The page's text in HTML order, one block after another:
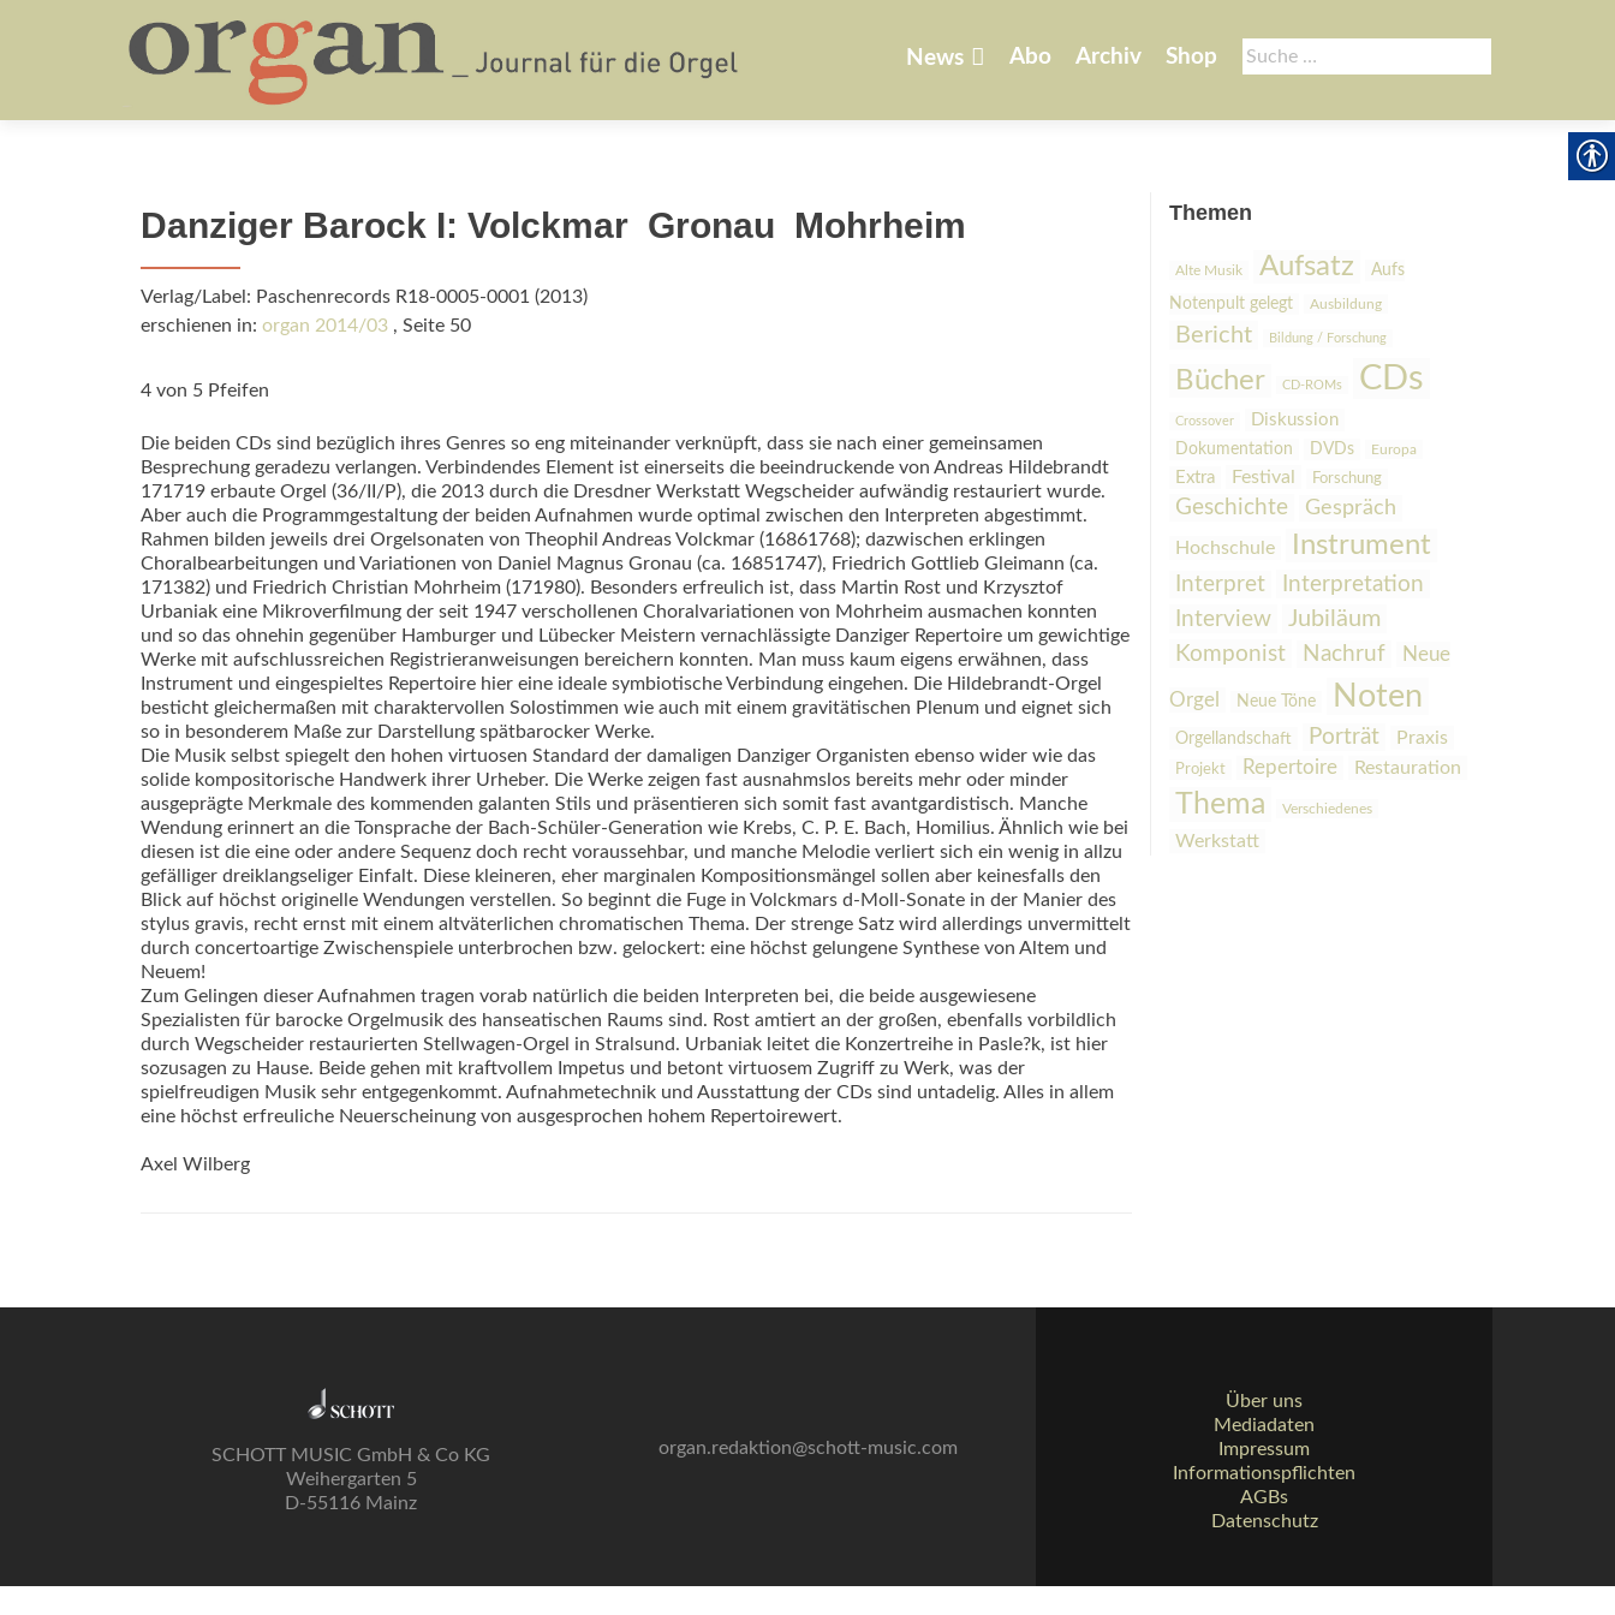
Suche
nach:
springen
News Abo Archiv Shop
Danziger Barock I: Volckmar  Gronau  Mohrheim
Verlag/Label: Paschenrecords R18-0005-0001 (2013)
erschienen in: organ 2014/03 , Seite 50
4 von 5 Pfeifen
Die beiden CDs sind bezüglich ihres Genres so eng miteinander verknüpft, dass sie nach einer gemeinsamen
Besprechung geradezu verlangen. Verbindendes Element ist einerseits die beeindruckende von Andreas Hildebrandt
171719 erbaute Orgel (36/II/P), die 2013 durch die Dresdner Werkstatt Wegscheider aufwändig restauriert wurde.
Aber auch die Programmgestaltung der beiden Aufnahmen wurde optimal zwischen den Interpreten abgestimmt.
Rahmen bilden jeweils drei Orgelsonaten von Theophil Andreas Volckmar (16861768); dazwischen erklingen
Choralbearbeitungen und Variationen von Daniel Magnus Gronau (ca. 16851747), Friedrich Gottlieb Gleimann (ca.
171382) und Friedrich Christian Mohrheim (171980). Besonders erfreulich ist, dass Martin Rost und Krzysztof
Urbaniak eine Mikroverfilmung der seit 1947 verschollenen Choralvaria­tionen von Mohrheim ausmachen konnten
und so das ohnehin gegenüber Hamburger und Lübecker Meistern vernachlässigte Danziger Repertoire um gewichtige
Werke mit aufschlussreichen Regis­trieranweisungen bereichern konnten. Man muss kaum eigens erwähnen, dass
Instrument und eingespieltes Repertoire hier eine ideale symbiotische Verbindung eingehen. Die Hildebrandt-Orgel
besticht gleichermaßen mit charaktervollen Solostimmen wie auch mit einem gravitätischen Plenum und eignet sich
so in besonderem Maße zur Darstellung spätbarocker Werke.
Die Musik selbst spiegelt den hohen virtuosen Standard der damaligen Danziger Organisten ebenso wider wie das
solide kompositorische Handwerk ihrer Urheber. Die Werke zeigen fast ausnahmslos bereits mehr oder minder
ausgeprägte Merkmale des kommenden galanten Stils und präsentieren sich somit fast avantgardistisch. Manche
Wendung erinnert an die Tonsprache der Bach-Schüler-Generation wie Krebs, C. P. E. Bach, Homilius. Ähnlich wie bei
diesen ist die eine oder andere Sequenz doch recht voraussehbar, und manche Melodie verliert sich ein wenig in allzu
gefälliger dreiklangseliger Einfalt. Diese kleineren, eher marginalen Kom­po­sitionsmängel sollen aber keinesfalls den
Blick auf höchst originelle Wendungen verstellen. So beginnt die Fuge in Volck­mars d-Moll-Sonate in der Manier des
stylus gravis, recht ernst mit einem altväterlichen chromatischen Thema. Der strenge Satz wird allerdings unvermittelt
durch concertoartige Zwischenspiele unterbrochen bzw. gelockert: eine höchst gelungene Synthese von Altem und
Neuem!
Zum Gelingen dieser Aufnahmen tragen vorab natürlich die beiden Interpreten bei, die beide ausgewiesene
Spezialisten für barocke Orgelmusik des hanseatischen Raums sind. Rost amtiert an der großen, ebenfalls vorbildlich
durch Wegscheider restaurierten Stellwagen-Orgel in Stralsund. Urbaniak leitet die Konzertreihe in Pasle?k, ist hier
sozusagen zu Hause. Beide gehen mit kraftvollem Impetus und betont virtuosem Zugriff zu Werk, was der
spielfreudigen Musik sehr entgegenkommt. Aufnahmetechnik und Ausstattung der CDs sind untadelig. Alles in allem
eine höchst erfreuliche Neuerscheinung von ausgesprochen hohem Repertoirewert.
Axel Wilberg
Themen
Alte Musik Aufsatz
Aufs
Notenpult gelegt
Ausbildung
Bericht Bildung / Forschung
Bücher CD-ROMs CDs
Crossover Diskussion
Dokumentation DVDs Europa
Extra Festival Forschung
Geschichte Gespräch
Hochschule Instrument
Interpret
Interpretation
Interview
Jubiläum
Komponist
Nachruf Neue
Orgel Neue Töne Noten
Orgellandschaft Porträt Praxis
Projekt Repertoire Restauration
Thema Verschiedenes
Werkstatt
SCHOTT MUSIC GmbH & Co KG
Weihergarten 5
D-55116 Mainz
organ.redaktion@schott-music.com
Über uns
Mediadaten
Impressum
Informationspflichten
AGBs
Datenschutz